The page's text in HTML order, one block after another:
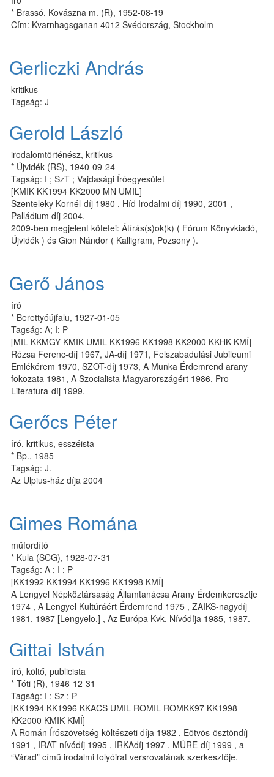
* Brassó, Kovászna m. (R), 1952-08-19
Cím: Kvarnhagsganan 4012 Svédország, Stockholm
Gerliczki András
kritikus
Tagság: J
Gerold László
irodalomtörténész, kritikus
* Újvidék (RS), 1940-09-24
Tagság: I ; SzT ; Vajdasági Íróegyesület
[KMIK KK1994 KK2000 MN UMIL]
Szenteleky Kornél-díj 1980 , Híd Irodalmi díj 1990, 2001 ,
Palládium díj 2004.
2009-ben megjelent kötetei: Átírás(s)ok(k) ( Fórum Könyvkiadó,
Újvidék ) és Gion Nándor ( Kalligram, Pozsony ).
Gerő János
író
* Berettyóújfalu, 1927-01-05
Tagság: A; I; P
[MIL KKMGY KMIK UMIL KK1996 KK1998 KK2000 KKHK KMÍ]
Rózsa Ferenc-díj 1967, JA-díj 1971, Felszabadulási Jubileumi
Emlékérem 1970, SZOT-díj 1973, A Munka Érdemrend arany
fokozata 1981, A Szocialista Magyarországért 1986, Pro
Literatura-díj 1999.
Gerőcs Péter
író, kritikus, esszéista
* Bp., 1985
Tagság: J.
Az Ulpius-ház díja 2004
Gimes Romána
műfordító
* Kula (SCG), 1928-07-31
Tagság: A ; I ; P
[KK1992 KK1994 KK1996 KK1998 KMÍ]
A Lengyel Népköztársaság Államtanácsa Arany Érdemkeresztje
1974 , A Lengyel Kultúráért Érdemrend 1975 , ZAIKS-nagydíj
1981, 1987 [Lengyelo.] , Az Európa Kvk. Nívódíja 1985, 1987.
Gittai István
író, költő, publicista
* Tóti (R), 1946-12-31
Tagság: I ; Sz ; P
[KK1994 KK1996 KKACS UMIL ROMIL ROMKK97 KK1998
KK2000 KMIK KMÍ]
A Román Írószövetség költészeti díja 1982 , Eötvös-ösztöndíj
1991 , IRAT-nívódíj 1995 , IRKAdíj 1997 , MÚRE-díj 1999 , a
“Várad” című irodalmi folyóirat versrovatának szerkesztője.